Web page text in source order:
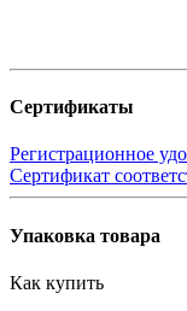
Сертификаты
Регистрационное
Сертификат
Упаковка товара
Как купить